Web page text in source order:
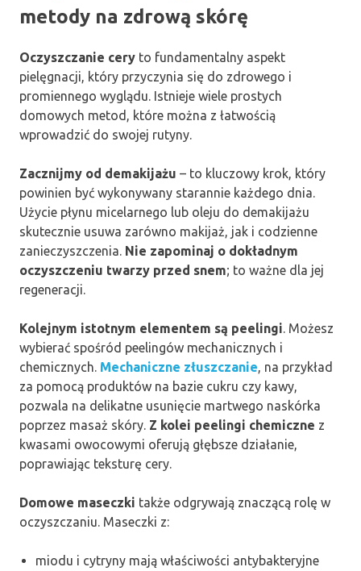
metody na zdrową skórę
Oczyszczanie cery to fundamentalny aspekt
pielęgnacji, który przyczynia się do zdrowego i
promiennego wyglądu. Istnieje wiele prostych
domowych metod, które można z łatwością
wprowadzić do swojej rutyny.
Zacznijmy od demakijażu – to kluczowy krok, który
powinien być wykonywany starannie każdego dnia.
Użycie płynu micelarnego lub oleju do demakijażu
skutecznie usuwa zarówno makijaż, jak i codzienne
zanieczyszczenia. Nie zapominaj o dokładnym
oczyszczeniu twarzy przed snem; to ważne dla jej
regeneracji.
Kolejnym istotnym elementem są peelingi. Możesz
wybierać spośród peelingów mechanicznych i
chemicznych. Mechaniczne złuszczanie, na przykład
za pomocą produktów na bazie cukru czy kawy,
pozwala na delikatne usunięcie martwego naskórka
poprzez masaż skóry. Z kolei peelingi chemiczne z
kwasami owocowymi oferują głębsze działanie,
poprawiając teksturę cery.
Domowe maseczki także odgrywają znaczącą rolę w
oczyszczaniu. Maseczki z:
miodu i cytryny mają właściwości antybakteryjne